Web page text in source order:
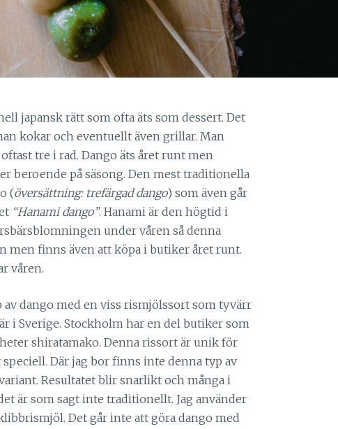
japansk rätt som ofta äts som dessert. Det
kokar och eventuellt även grillar. Man
tre i rad. Dango äts året runt men
beroende på säsong. Den mest traditionella
(översättning: trefärgad dango) som även går
“Hanami dango”. Hanami är den högtid i
under våren så denna
men finns även att köpa i butiker året runt.
våren.
dango med en viss rismjölssort som tyvärr
i Sverige. Stockholm har en del butiker som
shiratamako. Denna rissort är unik för
Där jag bor finns inte denna typ av
Resultatet blir snarlikt och många i
är som sagt inte traditionellt. Jag använder
Det går inte att göra dango med